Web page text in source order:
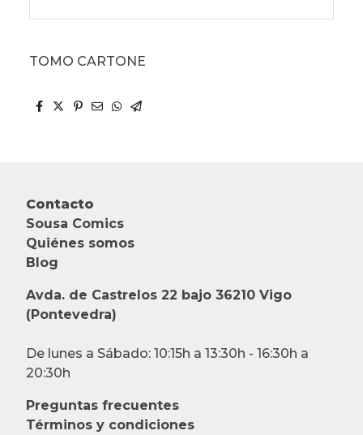
TOMO CARTONE
Contacto
Sousa Comics
Quiénes somos
Blog
Avda. de Castrelos 22 bajo 36210 Vigo
(Pontevedra)
De lunes a Sábado: 10:15h a 13:30h - 16:30h a
20:30h
Preguntas frecuentes
Términos y condiciones